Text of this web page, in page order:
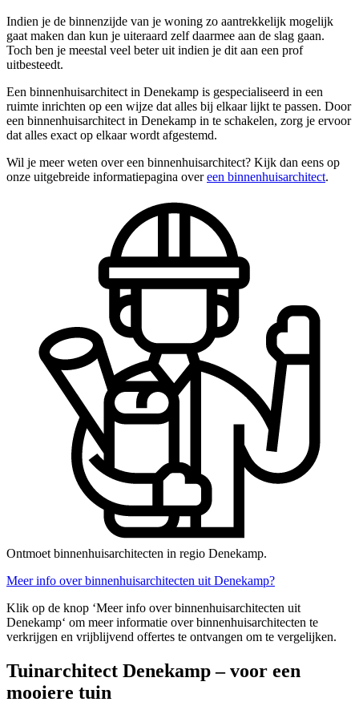
Indien je de binnenzijde van je woning zo aantrekkelijk mogelijk
gaat maken dan kun je uiteraard zelf daarmee aan de slag gaan.
Toch ben je meestal veel beter uit indien je dit aan een prof
uitbesteedt.
Een binnenhuisarchitect in Denekamp is gespecialiseerd in een
ruimte inrichten op een wijze dat alles bij elkaar lijkt te passen. Door
een binnenhuisarchitect in Denekamp in te schakelen, zorg je ervoor
dat alles exact op elkaar wordt afgestemd.
Wil je meer weten over een binnenhuisarchitect? Kijk dan eens op
onze uitgebreide informatiepagina overeen binnenhuisarchitect.
Ontmoet binnenhuisarchitecten in regio Denekamp.
Meer info over binnenhuisarchitecten uit Denekamp?
Klik op de knop ‘Meer info over binnenhuisarchitecten uit
Denekamp‘ om meer informatie over binnenhuisarchitecten te
verkrijgen en vrijblijvend offertes te ontvangen om te vergelijken.
Tuinarchitect Denekamp – voor een
mooiere tuin